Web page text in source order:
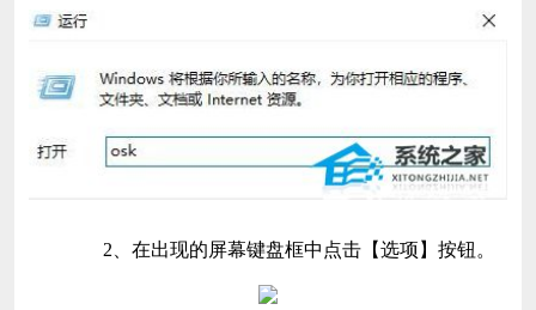
2、在出现的屏幕键盘框中点击【选项】按钮。